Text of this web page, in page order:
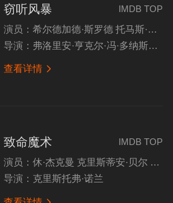
IMDB TOP
窃听风暴
演员： 希尔德加德·斯罗德 托马斯·阿诺德 维尔纳·德恩 马提亚斯·布伦纳 凯·伊沃·保利兹 伊嘉·比肯费尔德 查理·哈纳 马蒂娜·格德克 乌尔里希·图库尔 汉斯-尤韦·鲍尔 吉塔·施维赫夫 赫伯特·克瑙普 托马斯·蒂梅 塞巴斯蒂安·科赫 辛纳克·勋纳曼 玛丽·格鲁伯 路德韦格·布洛克伯格 乌尔里希·穆埃 沃克马·克莱纳特 迈克尔·格伯 巴斯蒂安·特罗斯特 克劳斯·芒斯特 马丁·布拉姆马赫
导演： 弗洛里安·亨克尔·冯·多纳斯马尔克
查看详情 
IMDB TOP
致命魔术
演员： 休·杰克曼 克里斯蒂安·贝尔 迈克尔·凯恩 丽贝卡·豪尔 斯嘉丽·约翰逊 大卫·鲍伊
导演： 克里斯托弗·诺兰